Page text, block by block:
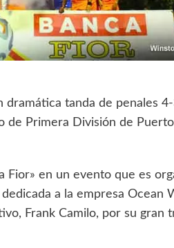
dramática tanda de penales
de Primera División de
Fior» en un evento que es
a la empresa Ocean
Frank Camilo, por su gran